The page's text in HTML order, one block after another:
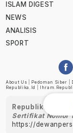
ISLAM DIGEST
NEWS
ANALISIS
SPORT
About Us Pedoman Siber
Republika.id
Republika telah
Sertifikat Nomor
https://